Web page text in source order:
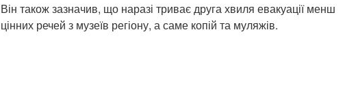
Він також зазначив, що наразі триває друга хвиля евакуації менш
цінних речей з музеїв регіону, а саме копій та муляжів.